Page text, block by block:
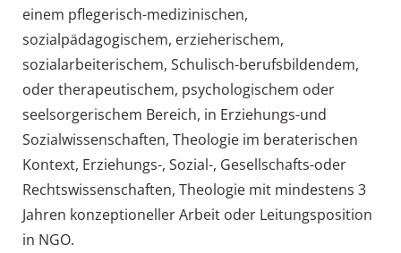
einem pflegerisch-medizinischen,
sozialpädagogischem, erzieherischem,
sozialarbeiterischem, Schulisch-berufsbildendem,
oder therapeutischem, psychologischem oder
seelsorgerischem Bereich, in Erziehungs-und
Sozialwissenschaften, Theologie im beraterischen
Kontext, Erziehungs-, Sozial-, Gesellschafts-oder
Rechtswissenschaften, Theologie mit mindestens 3
Jahren konzeptioneller Arbeit oder Leitungsposition
in NGO.